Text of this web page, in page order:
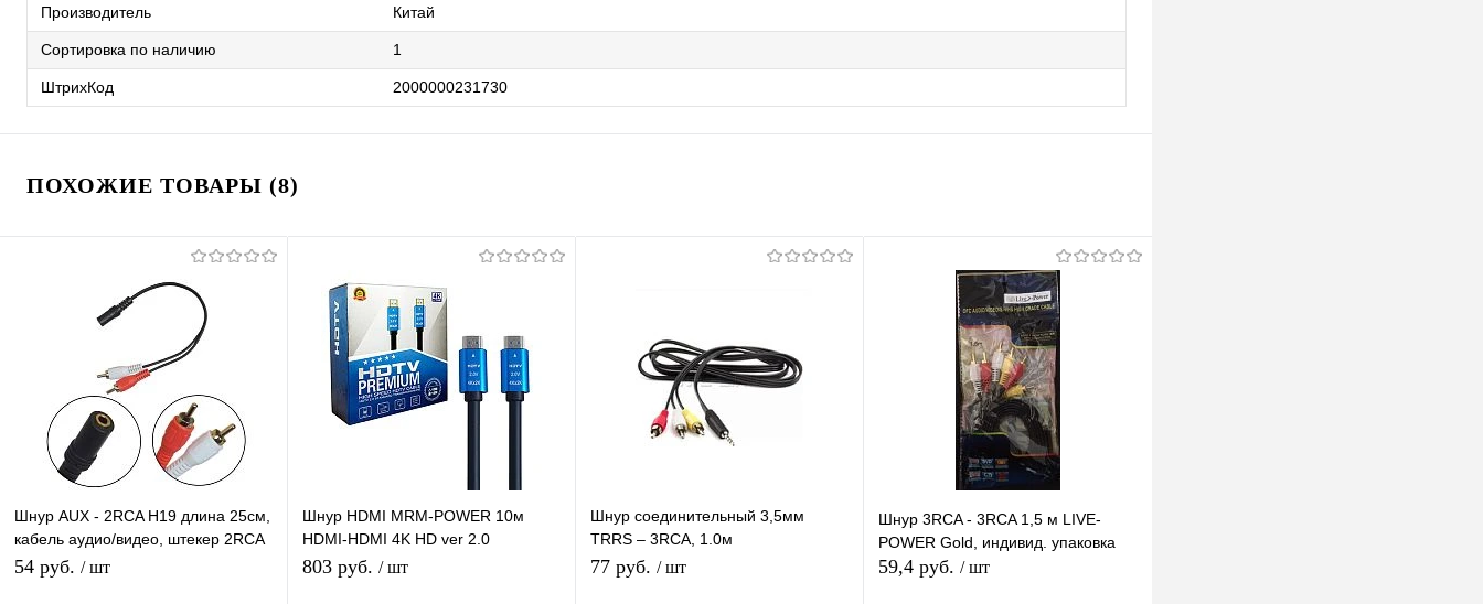
Производитель Китай
Сортировка по наличию 1
ШтрихКод 2000000231730
ПОХОЖИЕ ТОВАРЫ (8)
Шнур AUX - 2RCA H19 длина 25см,
кабель аудио/видео, штекер 2RCA
- гнездо AUX (3.5mm-F to 2RCA-M)
54 руб. / шт
Шнур HDMI MRM-POWER 10м
HDMI-HDMI 4K HD ver 2.0
Premium, позолоченные
803 руб. / шт
Шнур соединительный 3,5мм
TRRS – 3RCA, 1.0м
(С-1793/1792S)
77 руб. / шт
Шнур 3RCA - 3RCA 1,5 м LIVE-
POWER Gold, индивид. упаковка
59,4 руб. / шт